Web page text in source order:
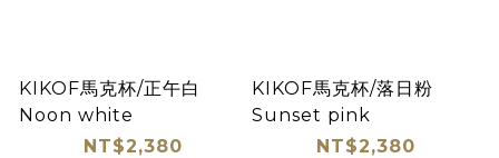
KIKOF馬克杯/正午白
Noon white
NT$2,380
KIKOF馬克杯/落日粉
Sunset pink
NT$2,380